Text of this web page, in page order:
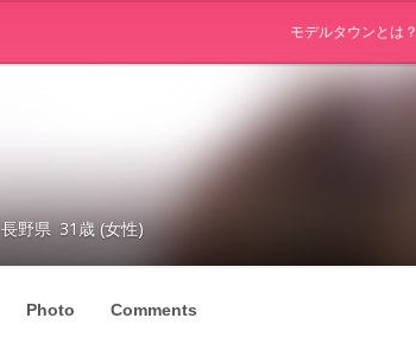
モデルタウンとは？
長野県 31歳 (女性)
Photo Comments